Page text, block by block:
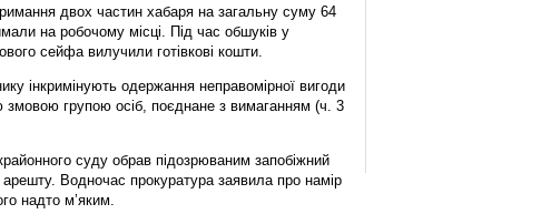
двох частин хабаря на загальну суму 64
на робочому місці. Під час обшуків у
сейфа вилучили готівкові кошти.
інкримінують одержання неправомірної вигоди
групою осіб, поєднане з вимаганням (ч. 3
суду обрав підозрюваним запобіжний
арешту. Водночас прокуратура заявила про намір
надто м’яким.